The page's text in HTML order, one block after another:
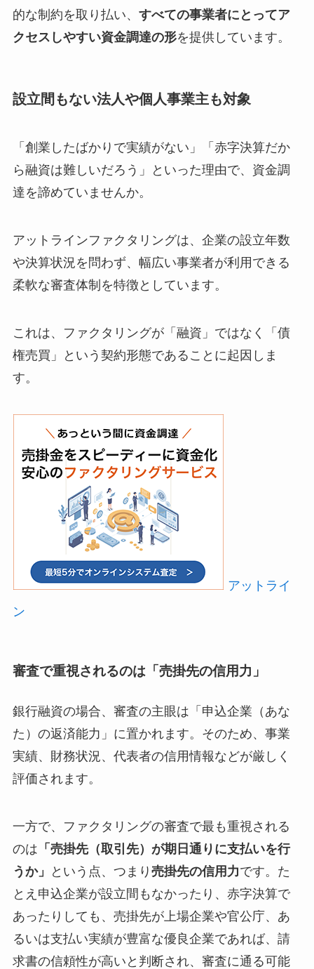
的な制約を取り払い、 すべての事業者にとってア
クセスしやすい資金調達の形を提供しています。
設立間もない法人や個人事業主も対象
「創業したばかりで実績がない」「赤字決算だか
ら融資は難しいだろう」といった理由で、資金調
達を諦めていませんか。
アットラインファクタリングは、企業の設立年数
や決算状況を問わず、幅広い事業者が利用できる
柔軟な審査体制を特徴としています。
これは、ファクタリングが「融資」ではなく「債
権売買」という契約形態であることに起因しま
す。
アットライ
ン
審査で重視されるのは「売掛先の信用力」
銀行融資の場合、審査の主眼は「申込企業（あな
た）の返済能力」に置かれます。そのため、事業
実績、財務状況、代表者の信用情報などが厳しく
評価されます。
一方で、ファクタリングの審査で最も重視される
のは 「売掛先（取引先）が期日通りに支払いを行
うか」
という点、つまり 売掛先の信用力です。た
とえ申込企業が設立間もなかったり、赤字決算で
あったりしても、売掛先が上場企業や官公庁、あ
るいは支払い実績が豊富な優良企業であれば、請
求書の信頼性が高いと判断され、審査に通る可能